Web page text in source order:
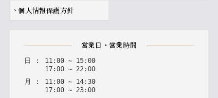
chevron_right 個人情報保護方針
営業日・営業時間
日 : 11 : 00 ~ 15: 00
17: 00 ~ 22 : 00
月
: 11 : 00 ~ 14: 30
17: 00 ~ 23: 00